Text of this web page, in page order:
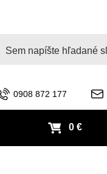
0908 872 177
0 €